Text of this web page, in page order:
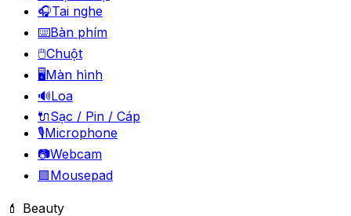
🎧Tai nghe
⌨️Bàn phím
🖱️Chuột
🖥️Màn hình
🔊Loa
🔌Sạc / Pin / Cáp
🎙️Microphone
📷Webcam
🟪Mousepad
💄 Beauty